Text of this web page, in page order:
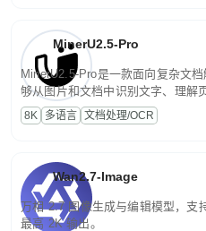
MinerU2.5-Pro
MinerU2.5-Pro是一款面向复杂文
够从图片和文档中识别文字、理解
为便于存储、检索和二次处理的结
8K 多语言 文档处理/OCR
Wan2.7-Image
万相 2.7 图像生成与编辑模型，支
最高 2K 输出。